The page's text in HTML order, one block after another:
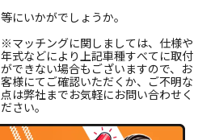
等にいかがでしょうか。
※マッチングに関しましては、仕様や
年式などにより上記車種すべてに取付
ができない場合もございますので、お
客様にてご確認いただくか、ご不明な
点は弊社までお気軽にお問い合わせく
ださい。